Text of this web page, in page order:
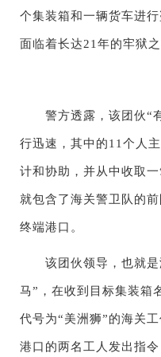
个集装箱和一辆货车进
面临着长达21年的牢狱之
警方透露，该团伙“有
行迅速，其中的11个人
计和协助，并从中收取
就包含了海关警卫队的
终端港口。
该团伙领导，也就是
马”，在收到目标集装箱
代号为“美洲狮”的海关
港口的两名工人发出指